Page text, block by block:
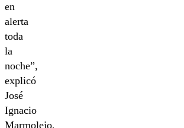
en
alerta
toda
la
noche”,
explicó
José
Ignacio
Marmolejo,